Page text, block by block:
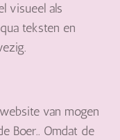
visueel als
en
van mogen
Boer.. Omdat de